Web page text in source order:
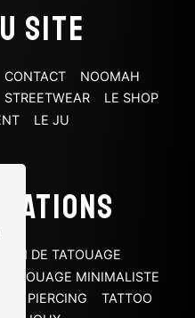
site
CONTACT
NOOMAH
STREETWEAR
LE SHOP
LE JU
DE TATOUAGE
TATOUAGE MINIMALISTE
PIERCING
TATTOO